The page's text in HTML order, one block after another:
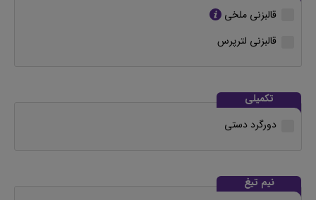
قالبزنی ملخی
قالبزنی لترپرس
تکمیلی
دورگرد دستی
نیم تیغ